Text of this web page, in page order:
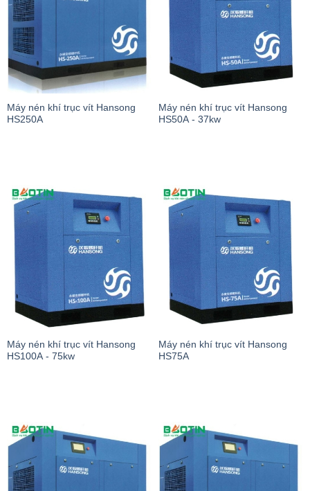
Máy nén khí trục vít Hansong
HS250A
Máy nén khí trục vít Hansong
HS50A - 37kw
Máy nén khí trục vít Hansong
HS100A - 75kw
Máy nén khí trục vít Hansong
HS75A